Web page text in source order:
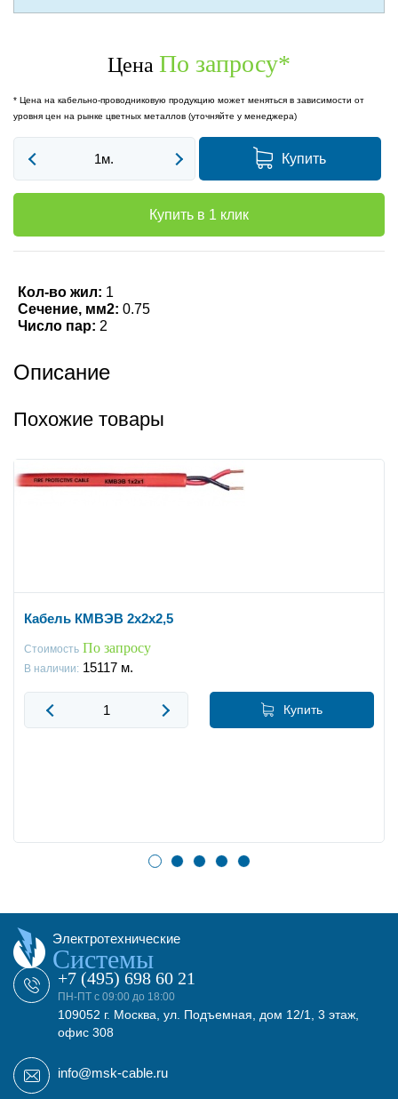
Цена По запросу*
* Цена на кабельно-проводниковую продукцию может меняться в зависимости от
уровня цен на рынке цветных металлов (уточняйте у менеджера)
Купить
Купить в 1 клик
Кол-во жил: 1
Сечение, мм2: 0.75
Число пар: 2
Описание
Похожие товары
Кабель КМВЭВ 2х2х2,5
Стоимость По запросу
В наличии: 15117 м.
Купить
Электротехнические
Системы
+7 (495) 698 60 21
ПН-ПТ с 09:00 до 18:00
109052 г. Москва, ул. Подъемная, дом 12/1, 3 этаж,
офис 308
info@msk-cable.ru